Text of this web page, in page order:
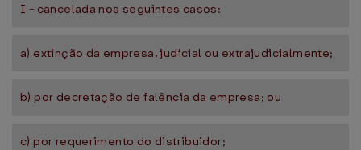
I - cancelada nos seguintes casos:
a) extinção da empresa, judicial ou extrajudicialmente;
b) por decretação de falência da empresa; ou
c) por requerimento do distribuidor;